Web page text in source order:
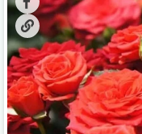
ვიცოდეთ, რომელი